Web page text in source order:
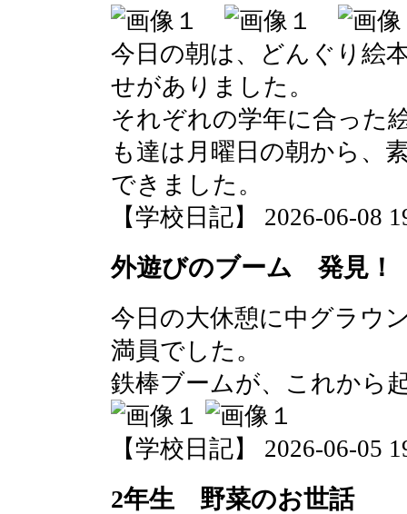
今日の朝は、どんぐり絵
せがありました。
それぞれの学年に合った
も達は月曜日の朝から、
できました。
【学校日記】 2026-06-08
外遊びのブーム 発見！
今日の大休憩に中グラウ
満員でした。
鉄棒ブームが、これから
【学校日記】 2026-06-05
2年生 野菜のお世話